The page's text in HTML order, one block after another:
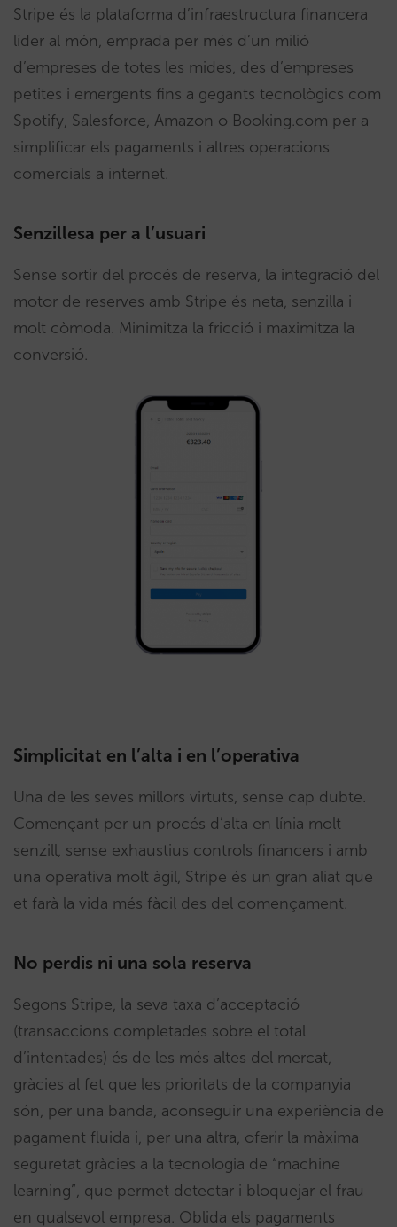
Stripe és la plataforma d’infraestructura financera
líder al món, emprada per més d’un milió
d’empreses de totes les mides, des d’empreses
petites i emergents fins a gegants tecnològics com
Spotify, Salesforce, Amazon o Booking.com per a
simplificar els pagaments i altres operacions
comercials a internet.
Senzillesa per a l’usuari
Sense sortir del procés de reserva, la integració del
motor de reserves amb Stripe és neta, senzilla i
molt còmoda. Minimitza la fricció i maximitza la
conversió.
Simplicitat en l’alta i en l’operativa
Una de les seves millors virtuts, sense cap dubte.
Començant per un procés d’alta en línia molt
senzill, sense exhaustius controls financers i amb
una operativa molt àgil, Stripe és un gran aliat que
et farà la vida més fàcil des del començament.
No perdis ni una sola reserva
Segons Stripe, la seva taxa d’acceptació
(transaccions completades sobre el total
d’intentades) és de les més altes del mercat,
gràcies al fet que les prioritats de la companyia
són, per una banda, aconseguir una experiència de
pagament fluida i, per una altra, oferir la màxima
seguretat gràcies a la tecnologia de “machine
learning”, que permet detectar i bloquejar el frau
en qualsevol empresa. Oblida els pagaments